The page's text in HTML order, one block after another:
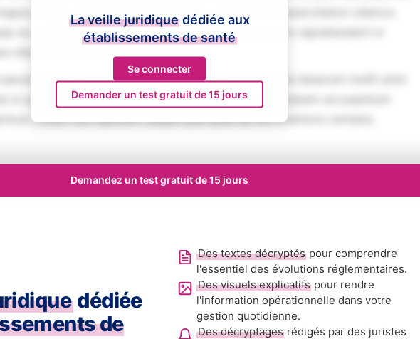
aliqua. Ut enim ad minim veniam, quis nostrud exercitation ullamco
ex ea commodo consequat. Duis aute irure dolor in reprehenderit in
cupidatat non proident, sunt in culpa qui officia deserunt mollit anim
ut perspiciatis unde omnis iste natus error sit voluptatem accusantium
totam rem aperiam, eaque ipsa quae ab illo inventore veritatis.
La veille juridique dédiée aux
établissements de santé
Se connecter
Demander un test gratuit de 15 jours
Demandez un test gratuit de 15 jours
dédiée
de
Des textes décryptés pour comprendre
l'essentiel des évolutions réglementaires.
Des visuels explicatifs pour rendre
l'information opérationnelle dans votre
gestion quotidienne.
Des décryptages rédigés par des juristes